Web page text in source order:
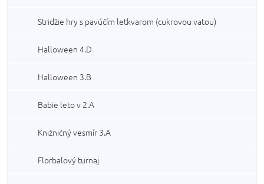
Stridžie hry s pavúčím letkvarom (cukrovou vatou)
Halloween 4.D
Halloween 3.B
Babie leto v 2.A
Knižničný vesmír 3.A
Florbalový turnaj